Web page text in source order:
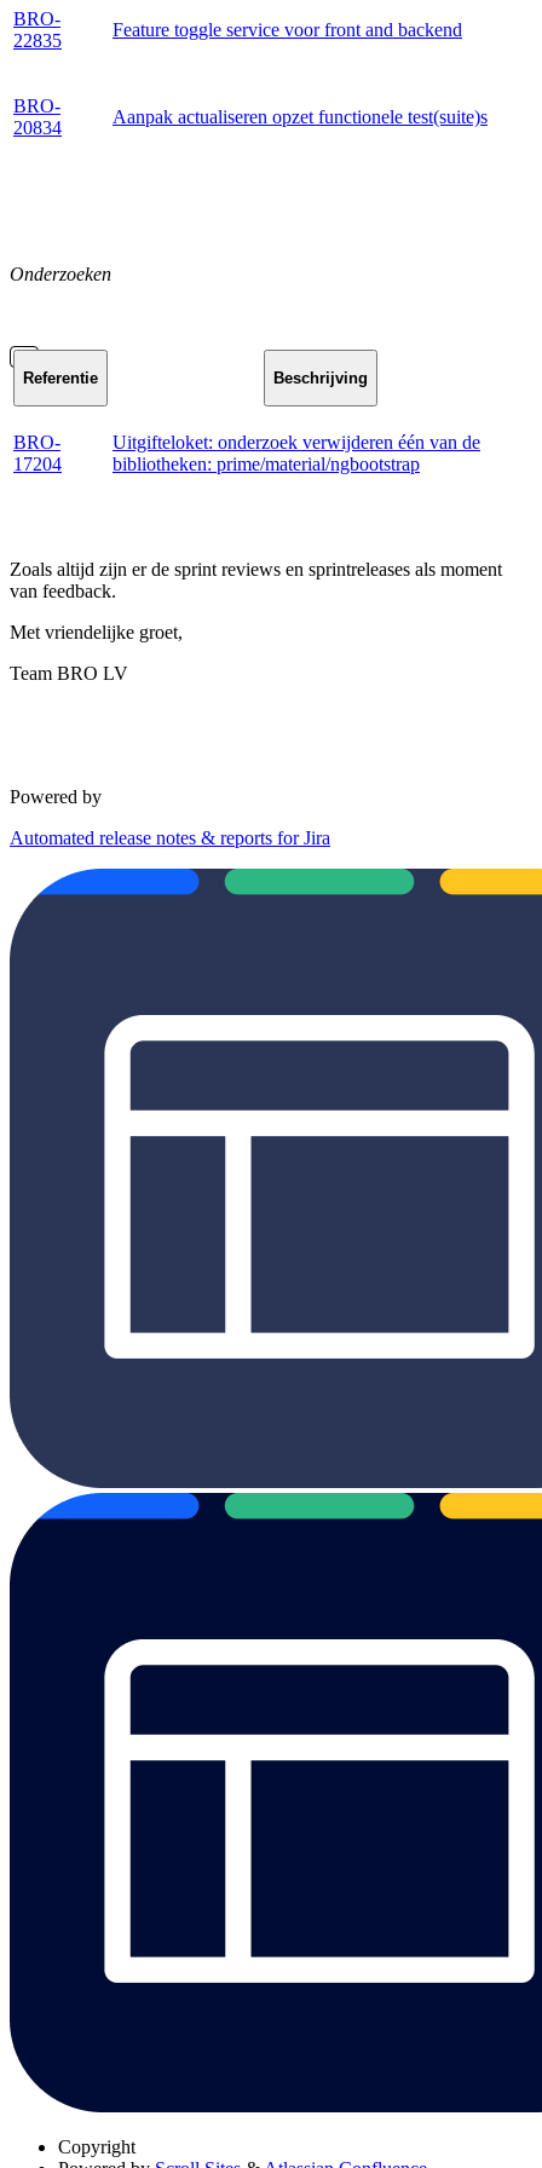
BRO-
22835
Feature toggle service voor front and backend
BRO-
20834
Aanpak actualiseren opzet functionele test(suite)s
Onderzoeken
Referentie Beschrijving
BRO-
17204
Uitgifteloket: onderzoek verwijderen één van de
bibliotheken: prime/material/ngbootstrap
Zoals altijd zijn er de sprint reviews en sprintreleases als moment
van feedback.
Met vriendelijke groet,
Team BRO LV
Powered by
Automated release notes & reports for Jira
Copyright